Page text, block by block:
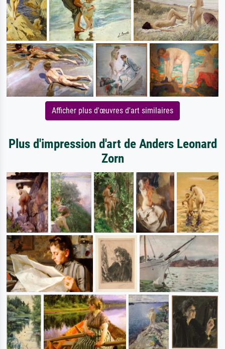
Afficher plus d'œuvres d'art similaires
Plus d'impression d'art de Anders Leonard
Zorn